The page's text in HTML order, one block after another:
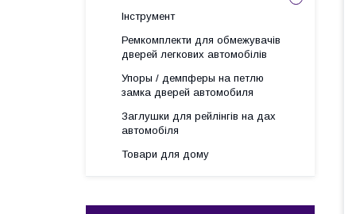
Інструмент
Ремкомплекти для обмежувачів
дверей легкових автомобілів
Упоры / демпферы на петлю
замка дверей автомобиля
Заглушки для рейлінгів на дах
автомобіля
Товари для дому